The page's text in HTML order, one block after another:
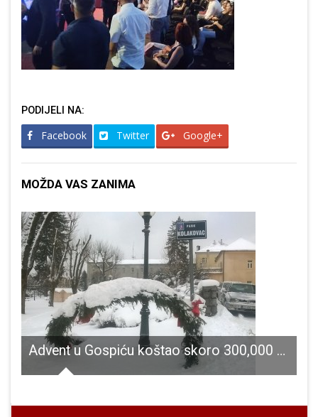
PODIJELI NA:
Facebook Twitter Google+
MOŽDA VAS ZANIMA
Advent u Gospiću koštao skoro 300,000 kuna,a za božićno i novogodišnje kićenje grada u prvom polugodištu plaćeno skoro pola milijuna kuna